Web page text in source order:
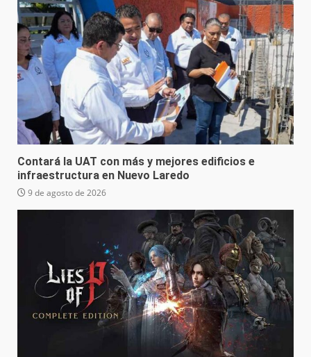
Contará la UAT con más y mejores edificios e
infraestructura en Nuevo Laredo
9 de agosto de 2026